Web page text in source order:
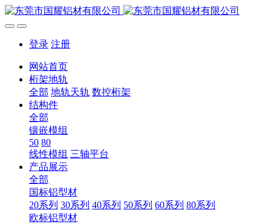
登录 注册
网站首页
桁架地轨
全部 地轨天轨 数控桁架
结构件
全部
镶嵌模组
50 80
线性模组 三轴平台
产品展示
全部
国标铝型材
20系列 30系列 40系列 50系列 60系列 80系列
欧标铝型材